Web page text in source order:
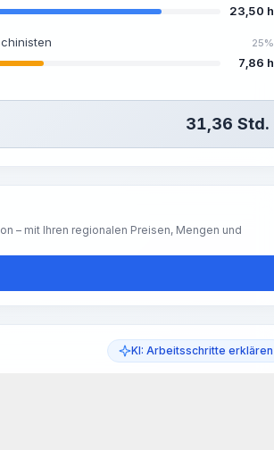
23,50 h
25%
7,86 h
31,36 Std.
– mit Ihren regionalen Preisen, Mengen und
KI: Arbeitsschritte erklären